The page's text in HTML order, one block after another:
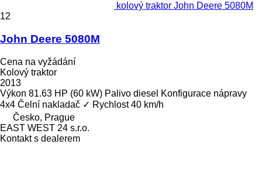
kolový traktor John Deere 5080M
12
John Deere 5080M
Cena na vyžádání
Kolový traktor
2013
Výkon 81.63 HP (60 kW) Palivo diesel Konfigurace nápravy
4x4 Čelní nakladač ✓ Rychlost 40 km/h
Česko, Prague
EAST WEST 24 s.r.o.
Kontakt s dealerem